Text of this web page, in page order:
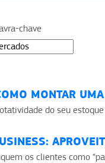
chave
MONTAR
do seu
os clientes como